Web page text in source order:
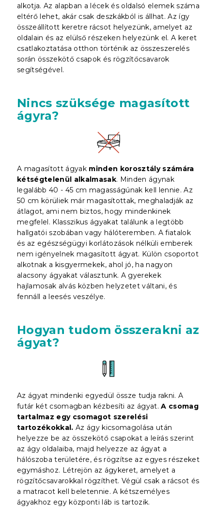
alkotja. Az alapban a lécek és oldalsó elemek száma
eltérő lehet, akár csak deszkákból is állhat. Az így
összeállított keretre rácsot helyezünk, amelyet az
oldalain és az elülső részeken helyezünk el. A keret
csatlakoztatása otthon történik az összeszerelés
során összekötő csapok és rögzítőcsavarok
segítségével.
Nincs szüksége magasított
ágyra?
A magasított ágyak minden korosztály számára
kétségtelenül alkalmasak. Minden ágynak
legalább 40 - 45 cm magasságúnak kell lennie. Az
50 cm körüliek már magasítottak, meghaladják az
átlagot, ami nem biztos, hogy mindenkinek
megfelel. Klasszikus ágyakat találunk a legtöbb
hallgatói szobában vagy hálóteremben. A fiatalok
és az egészségügyi korlátozások nélküli emberek
nem igényelnek magasított ágyat. Külön csoportot
alkotnak a kisgyermekek, ahol jó, ha nagyon
alacsony ágyakat választunk. A gyerekek
hajlamosak alvás közben helyzetet váltani, és
fennáll a leesés veszélye.
Hogyan tudom összerakni az
ágyat?
Az ágyat mindenki egyedül össze tudja rakni. A
futár két csomagban kézbesíti az ágyat.A csomag
tartalmaz egy csomagot szerelési
tartozékokkal. Az ágy kicsomagolása után
helyezze be az összekötő csapokat a leírás szerint
az ágy oldalaiba, majd helyezze az ágyat a
hálószoba területére, és rögzítse az egyes részeket
egymáshoz. Létrejön az ágykeret, amelyet a
rögzítőcsavarokkal rögzíthet. Végül csak a rácsot és
a matracot kell beletennie. A kétszemélyes
ágyakhoz egy központi láb is tartozik.